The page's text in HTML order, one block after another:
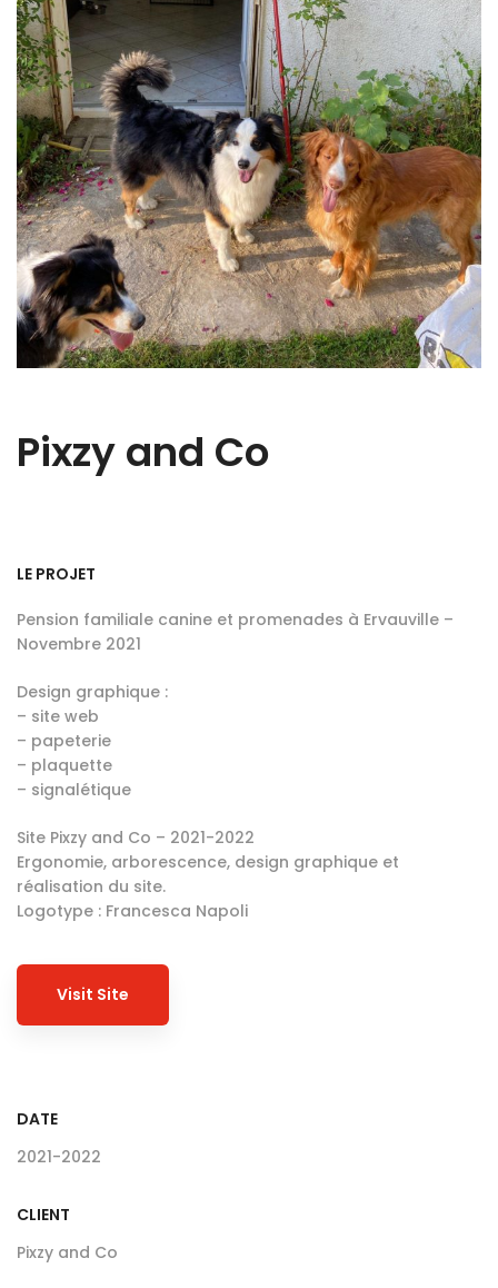
Pixzy and Co
LE PROJET
Pension familiale canine et promenades à Ervauville –
Novembre 2021
Design graphique :
– site web
– papeterie
– plaquette
– signalétique
Site Pixzy and Co – 2021-2022
Ergonomie, arborescence, design graphique et
réalisation du site.
Logotype : Francesca Napoli
Visit Site
DATE
2021-2022
CLIENT
Pixzy and Co